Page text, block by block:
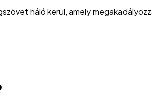
háló kerül, amely